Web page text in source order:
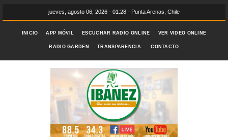
jueves, agosto 06, 2026 - 01:28 - Punta Arenas, Chile
INICIO APP MÓVIL ESCUCHAR RADIO ONLINE VER VIDEO ONLINE
RADIO GARDEN TRANSPARENCIA. CONTACTO